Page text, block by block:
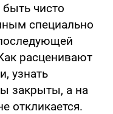
чисто
специально
расценивают
узнать
закрыты, а на
откликается.